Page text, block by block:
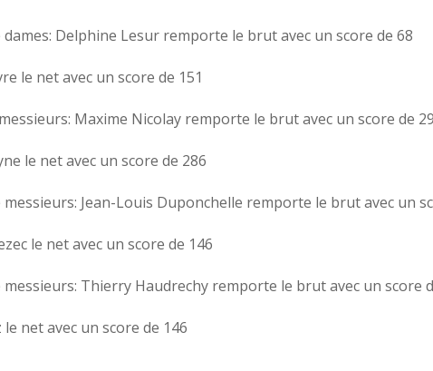
dames: Delphine Lesur remporte le brut avec un score de 68
le net avec un score de 151
Maxime Nicolay remporte le brut avec un score de
le net avec un score de 286
messieurs: Jean-Louis Duponchelle remporte le brut avec un
le net avec un score de 146
messieurs: Thierry Haudrechy remporte le brut avec un score
net avec un score de 146